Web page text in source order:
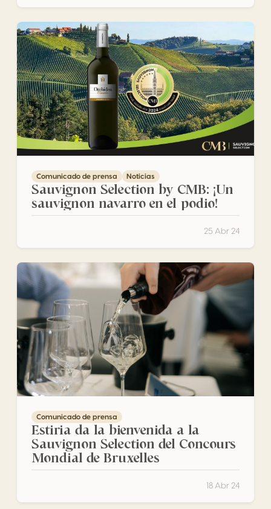
Sauvignon Selection by CMB: ¡Un sauvignon navarro en
Comunicado de prensa Noticias
Sauvignon Selection by CMB: ¡Un
sauvignon navarro en el podio!
25 Abr 24
Estiria da la bienvenida a la Sauvignon Selection del
Comunicado de prensa
Estiria da la bienvenida a la
Sauvignon Selection del Concours
Mondial de Bruxelles
18 Abr 24